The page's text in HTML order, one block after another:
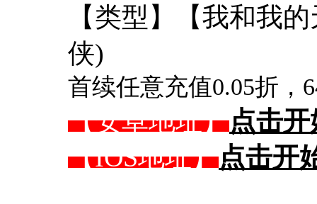
【类型】【我和我
侠)
首续任意充值0.05折，
【安卓地址】点击
【IOS地址】点击开